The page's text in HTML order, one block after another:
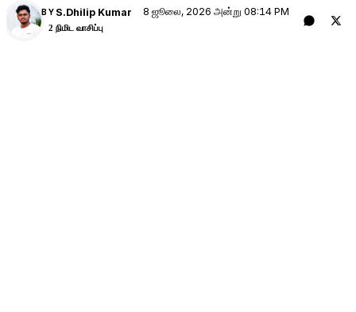
BY S.Dhilip Kumar 8 ஜூலை, 2026 அன்று 08:14 PM
2 நிமிட வாசிப்பு